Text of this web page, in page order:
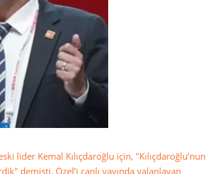
lider Kemal Kılıçdaroğlu için, "Kılıçdaroğlu’nun
demişti. Özel’i canlı yayında yalanlayan